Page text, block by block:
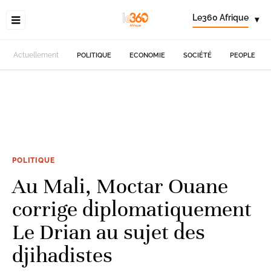
Le360 Afrique ▾
Actuellement POLITIQUE ECONOMIE SOCIÉTÉ PEOPLE
POLITIQUE
Au Mali, Moctar Ouane
corrige diplomatiquement
Le Drian au sujet des
djihadistes